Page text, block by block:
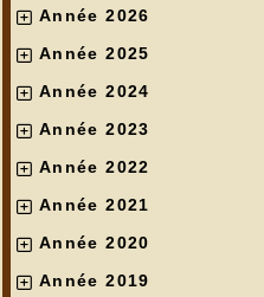
Année 2026
Année 2025
Année 2024
Année 2023
Année 2022
Année 2021
Année 2020
Année 2019